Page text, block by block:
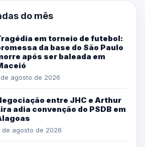
do mês
em torneio de futebol:
da base do São Paulo
após ser baleada em
de agosto de 2026
entre JHC e Arthur
adia convenção do PSDB em
de agosto de 2026